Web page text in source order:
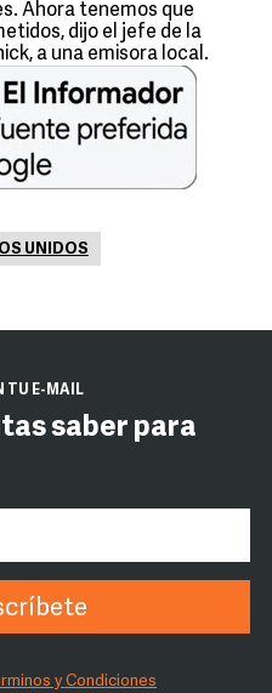
Ahora tenemos que
dijo el jefe de la
a una emisora local.
UNIDOS
TU E-MAIL
saber para
y Condiciones